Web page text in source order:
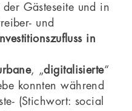
der Gästeseite und in
und
nvestitionszufluss in
, „digitalisierte“
konnten während
(Stichwort: social